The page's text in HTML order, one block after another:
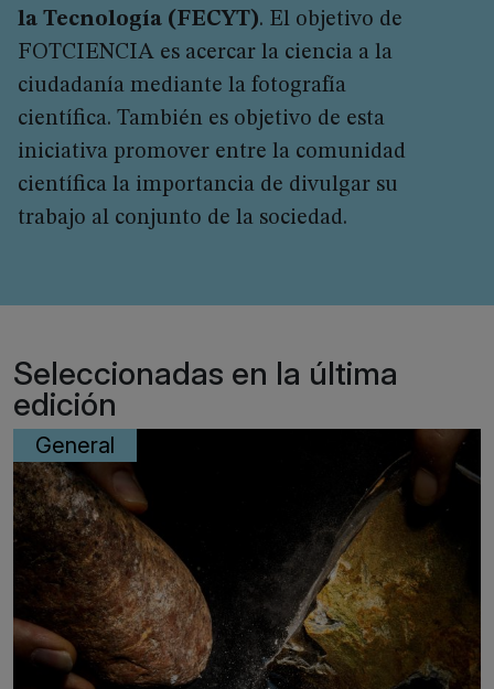
la Tecnología (FECYT). El objetivo de
FOTCIENCIA es acercar la ciencia a la
ciudadanía mediante la fotografía
científica. También es objetivo de esta
iniciativa promover entre la comunidad
científica la importancia de divulgar su
trabajo al conjunto de la sociedad.
Seleccionadas en la última
edición
General
Micro
La ciencia en el aula